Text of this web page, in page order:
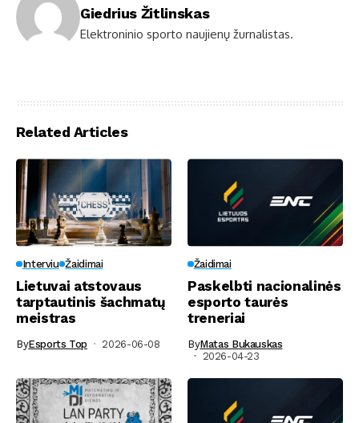
Giedrius Žitlinskas
Elektroninio sporto naujienų žurnalistas.
Related Articles
Interviu Žaidimai
Lietuvai atstovaus
tarptautinis šachmatų
meistras
ByEsports Top 2026-06-08
Žaidimai
Paskelbti nacionalinės
esporto taurės
treneriai
ByMatas Bukauskas
2026-04-23